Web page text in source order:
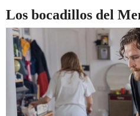
Los bocadillos del